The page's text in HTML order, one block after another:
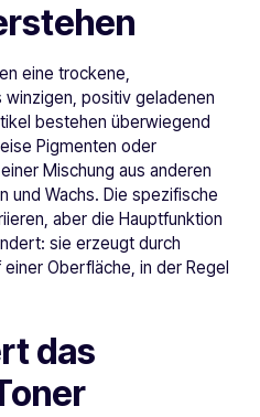
eine trockene,
positiv geladenen
bestehen überwiegend
Pigmenten oder
Mischung aus anderen
und Wachs. Die spezifische
aber die Hauptfunktion
sie erzeugt durch
Oberfläche, in der Regel
das